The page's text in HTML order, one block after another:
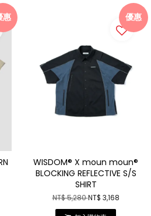
惠 優惠
WISDOM® X moun moun®
BLOCKING REFLECTIVE S/S
SHIRT
NT$ 5,280NT$ 3,168